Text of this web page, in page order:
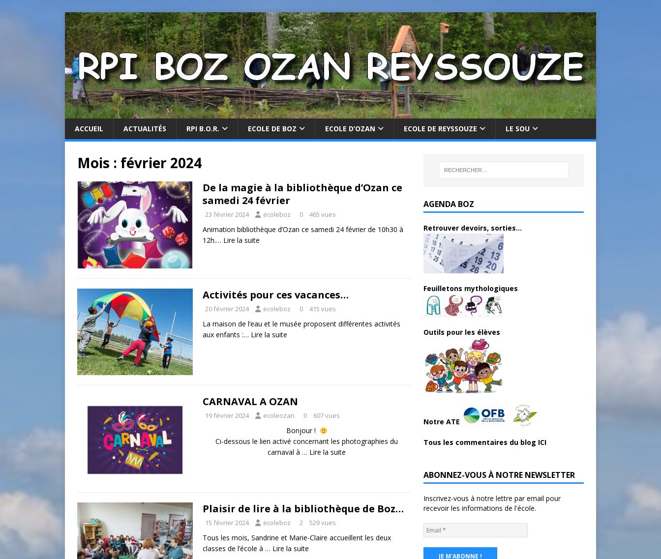
ACCUEIL ACTUALITÉS RPI B.O.R. ECOLE DE BOZ ECOLE D’OZAN ECOLE DE REYSSOUZE LE SOU
Mois : février 2024
De la magie à la bibliothèque d’Ozan ce
samedi 24 février
23 février 2024 ecoleboz 0 465 vues
Animation bibliothèque d’Ozan ce samedi 24 février de 10h30 à
12h.… Lire la suite
Activités pour ces vacances…
20 février 2024 ecoleboz 0 415 vues
La maison de l’eau et le musée proposent différentes activités
aux enfants :… Lire la suite
CARNAVAL A OZAN
19 février 2024 ecoleozan 0 607 vues
Bonjour !
Ci-dessous le lien activé concernant les photographies du
carnaval à … Lire la suite
Plaisir de lire à la bibliothèque de Boz…
15 février 2024 ecoleboz 2 529 vues
Tous les mois, Sandrine et Marie-Claire accueillent les deux
classes de l’école à … Lire la suite
AGENDA BOZ
Retrouver devoirs, sorties...
Feuilletons mythologiques
Outils pour les élèves
Notre ATE
Tous les commentaires du blog ICI
ABONNEZ-VOUS À NOTRE NEWSLETTER
Inscrivez-vous à notre lettre par email pour
recevoir les informations de l'école.